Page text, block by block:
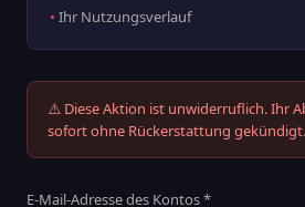
Ihr Nutzungsverlauf
⚠️ Diese Aktion ist unwiderruflich. Ihr
sofort ohne Rückerstattung gekündigt.
E-Mail-Adresse des Kontos *